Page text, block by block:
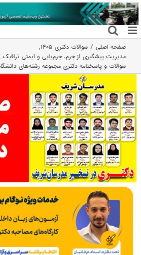
رفتن
به
محتوا
صفحه اصلی سوالات دکتری ۱۴۰۵
,
مدیریت پیشگیری از جرم، جرم‌یابی و ایمنی ترافیک
سوالات و پاسخنامه دکتری مجموعه رشته‌های دانشگاه